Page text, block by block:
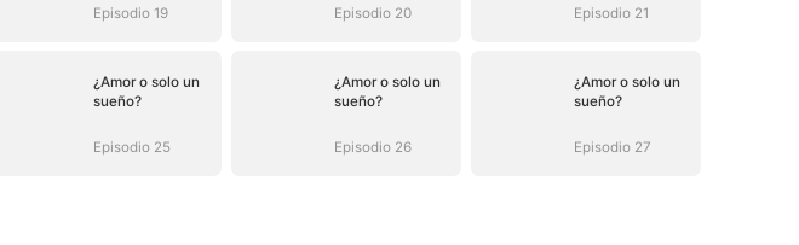
Episodio 19 Episodio 20 Episodio 21
¿Amor o solo un
sueño?
Episodio 25
¿Amor o solo un
sueño?
Episodio 26
¿Amor o solo un
sueño?
Episodio 27